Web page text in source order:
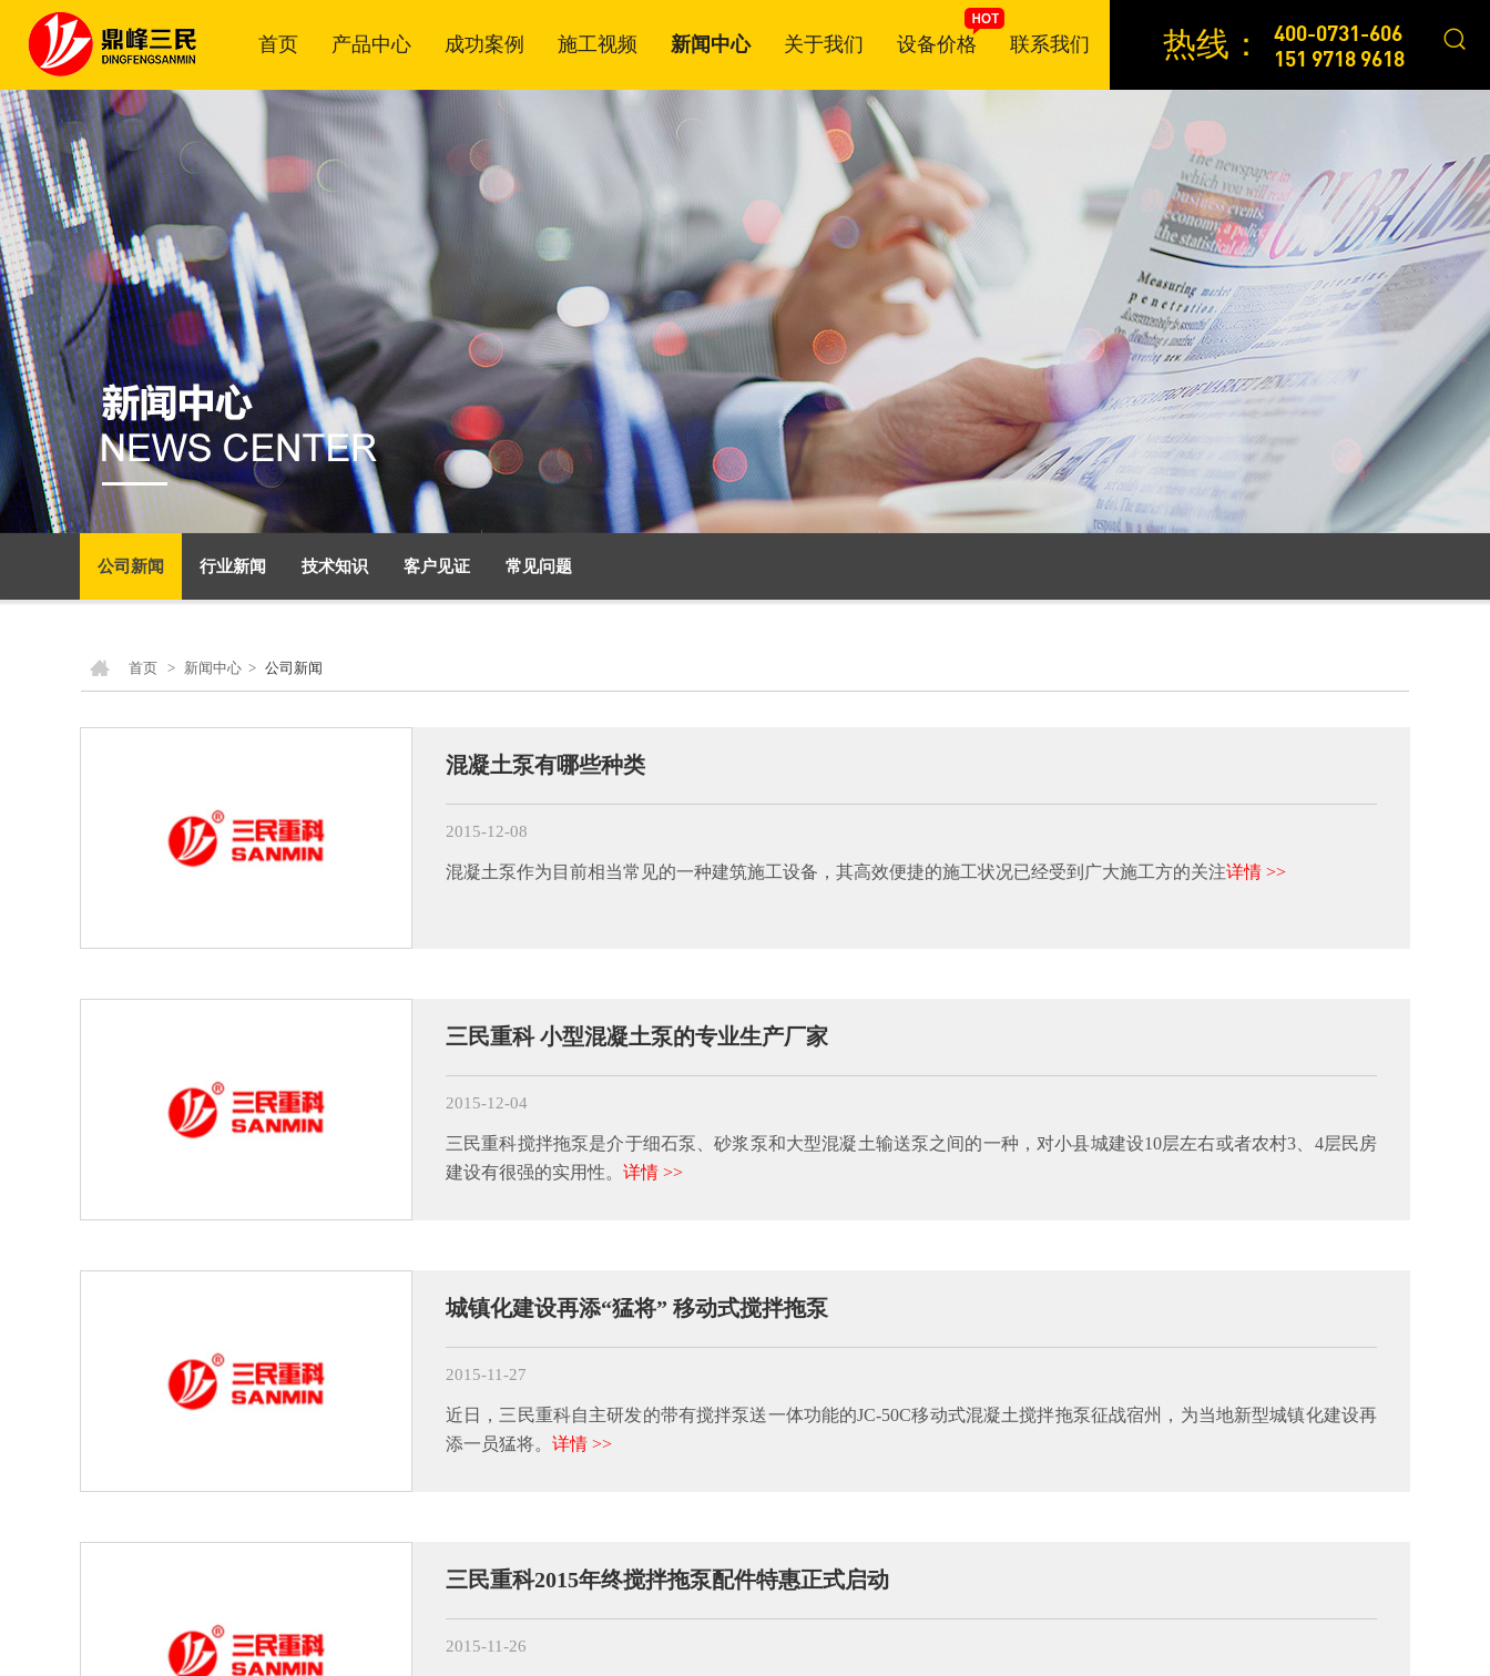
热线： 400-0731-606
151 9718 9618
首页 产品中心 成功案例 施工视频 新闻中心 关于我们 设备价格 联系我们
公司新闻 行业新闻 技术知识 客户见证 常见问题
首页 > 新闻中心 > 公司新闻
混凝土泵有哪些种类
2015-12-08
混凝土泵作为目前相当常见的一种建筑施工设备，其高效便捷的施工状况已经受到广大施工方的关注详情 >>
三民重科 小型混凝土泵的专业生产厂家
2015-12-04
三民重科搅拌拖泵是介于细石泵、砂浆泵和大型混凝土输送泵之间的一种，对小县城建设10层左右或者农村3、4层民房
建设有很强的实用性。 详情 >>
城镇化建设再添“猛将” 移动式搅拌拖泵
2015-11-27
近日，三民重科自主研发的带有搅拌泵送一体功能的JC-50C移动式混凝土搅拌拖泵征战宿州，为当地新型城镇化建设再
添一员猛将。 详情 >>
三民重科2015年终搅拌拖泵配件特惠正式启动
2015-11-26